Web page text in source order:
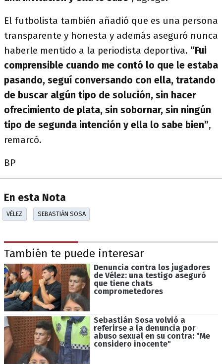
El futbolista también añadió que es una persona
transparente y honesta y además aseguró nunca
haberle mentido a la periodista deportiva. “Fui
comprensible cuando me contó lo que le estaba
pasando, seguí conversando con ella, tratando
de buscar algún tipo de solución, sin hacer
ofrecimiento de plata, sin sobornar, sin ningún
tipo de segunda intención y ella lo sabe bien”,
remarcó.
BP
En esta Nota
VÉLEZ SEBASTIÁN SOSA
También te puede interesar
Denuncia contra los jugadores
de Vélez: una testigo aseguró
que tiene chats
comprometedores
Sebastián Sosa volvió a
referirse a la denuncia por
abuso sexual en su contra: "Me
considero inocente"